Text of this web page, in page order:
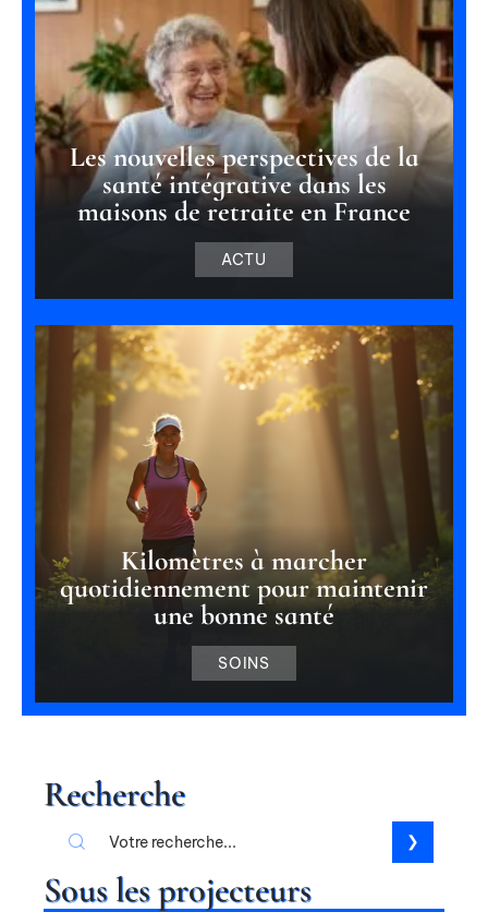
Les nouvelles perspectives de la
santé intégrative dans les
maisons de retraite en France
ACTU
Kilomètres à marcher
quotidiennement pour maintenir
une bonne santé
SOINS
Recherche
Sous les projecteurs